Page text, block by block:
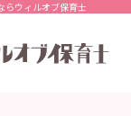
らウィルオブ保育士